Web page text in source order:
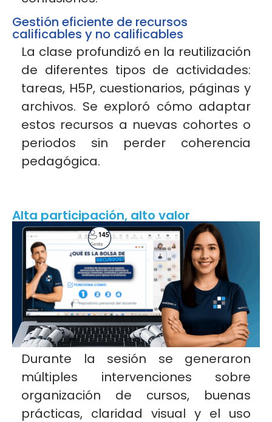
Gestión eficiente de recursos
calificables y no calificables
La clase profundizó en la reutilización
de diferentes tipos de actividades:
tareas, H5P, cuestionarios, páginas y
archivos. Se exploró cómo adaptar
estos recursos a nuevas cohortes o
periodos sin perder coherencia
pedagógica.
Alta participación, alto valor
Durante la sesión se generaron
múltiples intervenciones sobre
organización de cursos, buenas
prácticas, claridad visual y el uso